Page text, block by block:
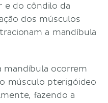
e do côndilo da
dos músculos
a mandíbula
mandíbula ocorrem
músculo pterigóideo
fazendo a